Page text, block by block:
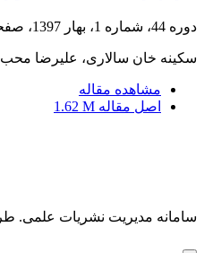
دوره 44، شماره 1، بهار 1397، صفحه
سکینه خان سالاری، علیرضا
مشاهده مقاله
اصل مقاله 1.62 M
سامانه مدیریت نشریات علمی.